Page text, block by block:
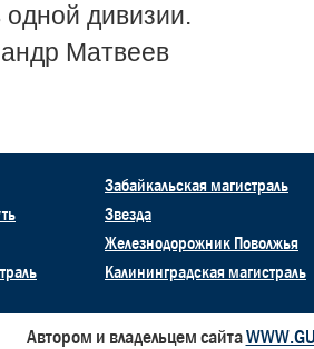
одной дивизии.
Матвеев
Забайкальская магистраль
Звезда
Железнодорожник Поволжья
Калининградская магистраль
Автором и владельцем сайта